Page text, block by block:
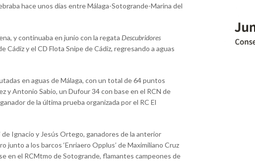
hace unos días entre Málaga-Sotogrande-Marina del
y continuaba en junio con la regata Descubridores
Cádiz y el CD Flota Snipe de Cádiz, regresando a aguas
en aguas de Málaga, con un total de 64 puntos
y Antonio Sabio, un Dufour 34 con base en el RCN de
de la última prueba organizada por el RC El
de Ignacio y Jesús Ortego, ganadores de la anterior
a los barcos ‘Enriaero Opplus’ de Maximiliano Cruz
en el RCMtmo de Sotogrande, flamantes campeones de